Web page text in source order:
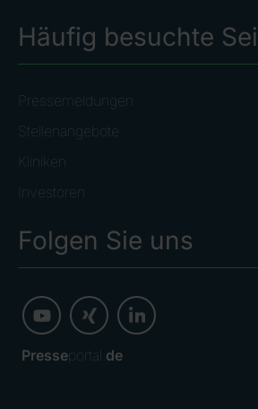
Häufig besuchte
Pressemeldungen
Stellenangebote
Kliniken
Investoren
Folgen Sie uns
Presseportal. de